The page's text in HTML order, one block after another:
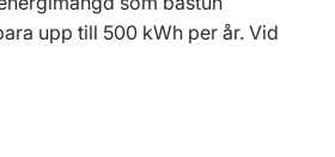
upp till 500 kWh per år. Vid